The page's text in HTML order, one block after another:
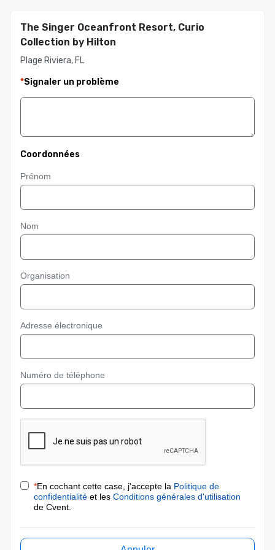
The Singer Oceanfront Resort, Curio
Collection by Hilton
Plage Riviera, FL
*Signaler un problème
Coordonnées
Prénom
Nom
Organisation
Adresse électronique
Numéro de téléphone
*En cochant cette case, j'accepte la Politique de
confidentialité et les Conditions générales d'utilisation
de Cvent.